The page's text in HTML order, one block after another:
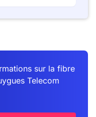
sur la fibre
Telecom